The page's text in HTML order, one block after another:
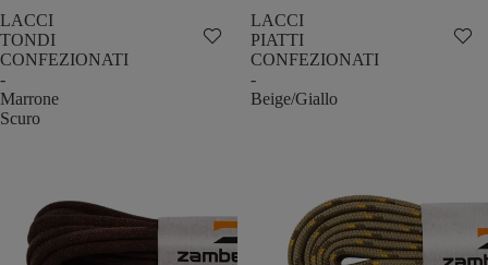
LACCI
TONDI
CONFEZIONATI
-
Marrone
Scuro
LACCI
PIATTI
CONFEZIONATI
-
Beige/Giallo